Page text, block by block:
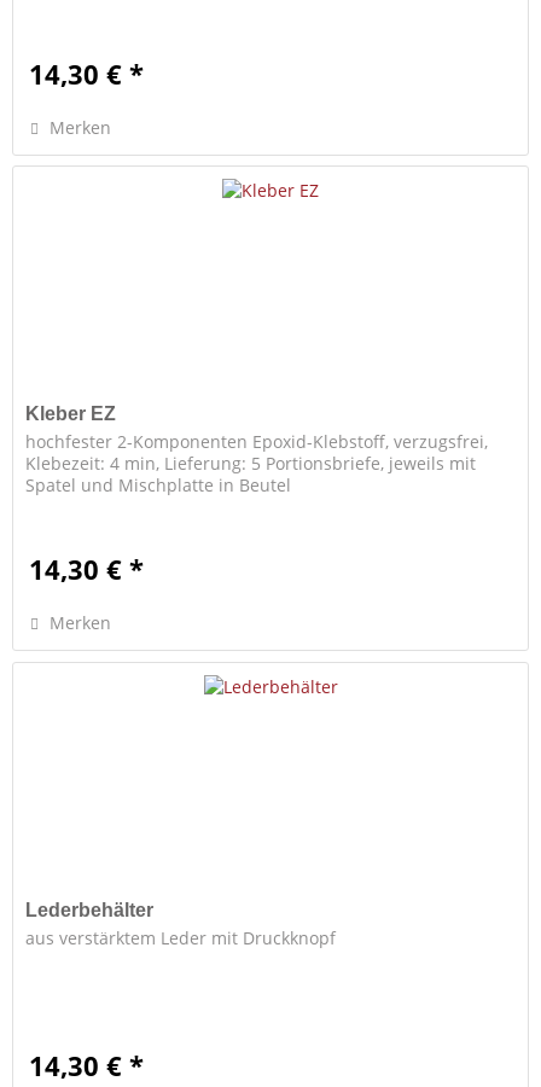
14,30 € *
Merken
Kleber EZ
hochfester 2-Komponenten Epoxid-Klebstoff, verzugsfrei,
Klebezeit: 4 min, Lieferung: 5 Portionsbriefe, jeweils mit
Spatel und Mischplatte in Beutel
14,30 € *
Merken
Lederbehälter
aus verstärktem Leder mit Druckknopf
14,30 € *